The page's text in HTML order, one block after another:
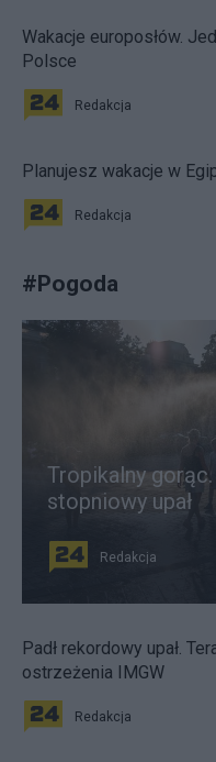
Wakacje europosłów.
Polsce
Redakcja
Planujesz wakacje w
Redakcja
#Pogoda
Tropikalny
stopniowy upał
Redakcja
Padł rekordowy upał.
ostrzeżenia IMGW
Redakcja